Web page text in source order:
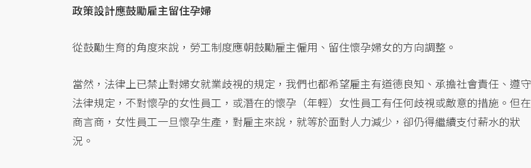
政策設計應鼓勵雇主留住孕婦
從鼓勵生育的角度來說，勞工制度應朝鼓勵雇主僱用、留住懷孕婦女的方向調整。
當然，法律上已禁止對婦女就業歧視的規定，我們也都希望雇主有道德良知、承擔社會責任、遵守
法律規定，不對懷孕的女性員工，或潛在的懷孕（年輕）女性員工有任何歧視或敵意的措施。但在
商言商，女性員工一旦懷孕生產，對雇主來說，就等於面對人力減少，卻仍得繼續支付薪水的狀
況。